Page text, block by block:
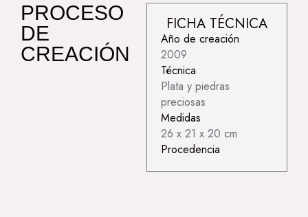
PROCESO
DE
CREACIÓN
FICHA TÉCNICA
Año de creación
2009
Técnica
Plata y piedras
preciosas
Medidas
26 x 21 x 20 cm
Procedencia